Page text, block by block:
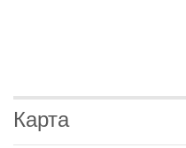
Карта